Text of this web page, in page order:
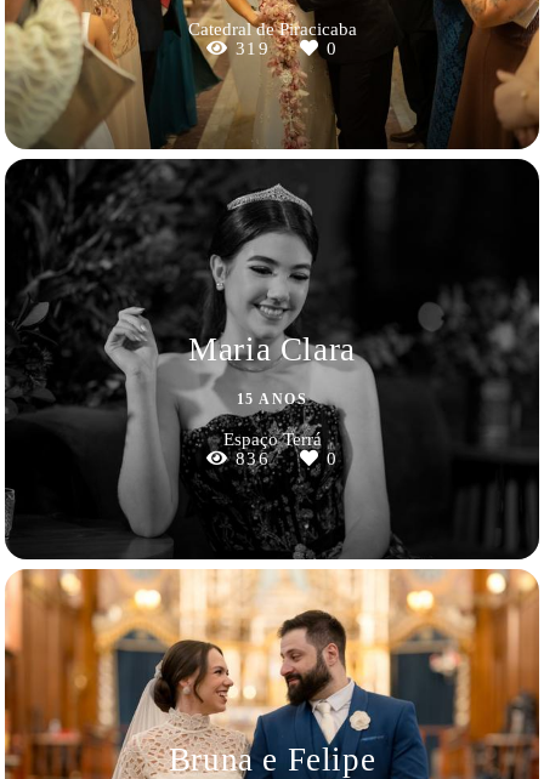
Catedral de Piracicaba
319
0
Maria Clara
15 ANOS
Espaço Terrá
836
0
Bruna e Felipe